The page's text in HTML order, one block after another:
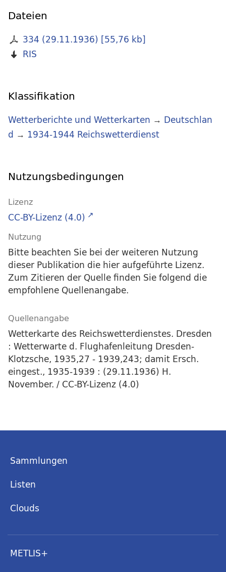
Dateien
334 (29.11.1936) [55,76 kb]
RIS
Klassifikation
Wetterberichte und Wetterkarten → Deutschlan
d → 1934-1944 Reichswetterdienst
Nutzungsbedingungen
Lizenz
CC-BY-Lizenz (4.0)
Nutzung
Bitte beachten Sie bei der weiteren Nutzung
dieser Publikation die hier aufgeführte Lizenz.
Zum Zitieren der Quelle finden Sie folgend die
empfohlene Quellenangabe.
Quellenangabe
Wetterkarte des Reichswetterdienstes. Dresden
: Wetterwarte d. Flughafenleitung Dresden-
Klotzsche, 1935,27 - 1939,243; damit Ersch.
eingest., 1935-1939 : (29.11.1936) H.
November. / CC-BY-Lizenz (4.0)
Sammlungen
Listen
Clouds
METLIS+